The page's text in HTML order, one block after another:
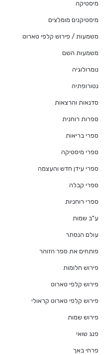
מיסטיקה
מיסטיקנים מומלצים
משמעות / פירוש קלפי טארוט
משמעות השם
נומרולוגיה
נטורופתיה
סדנאות והרצאות
ספרות רוחנית
ספרי בריאות
ספרי מיסטיקה
ספרי עידן חדש והעצמה
ספרי קבלה
ספרי רוחניות
ע"ב שמות
עולם הנסתר
פותחים את ספר הזוהר
פירוש חלומות
פירוש קלפי טארוט
פירוש קלפי טארוט קראולי
פירוש שמות
פנג שואי
פרחי באך